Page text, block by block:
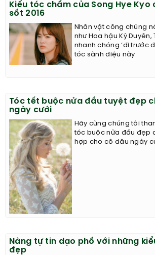
Kiểu tóc chấm của Song Hye
sốt 2016
Nhân vật công chúng
như Hoa hậu Kỳ Duyên,
nhanh chóng ‘đi trước
tóc sành điệu này.
Tóc tết buộc nửa đầu tuyệt đẹp
ngày cưới
Hãy cùng chúng tôi
tóc buộc nửa đầu đẹp
hợp cho cô dâu ngày
Nàng tự tin dạo phố với những
đẹp